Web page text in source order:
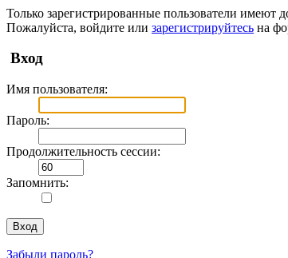
Только зарегистрированные пользователи имеют
Пожалуйста, войдите или зарегистрируйтесь на
Вход
Имя пользователя:
Пароль:
Продолжительность сессии:
Запомнить:
Забыли пароль?